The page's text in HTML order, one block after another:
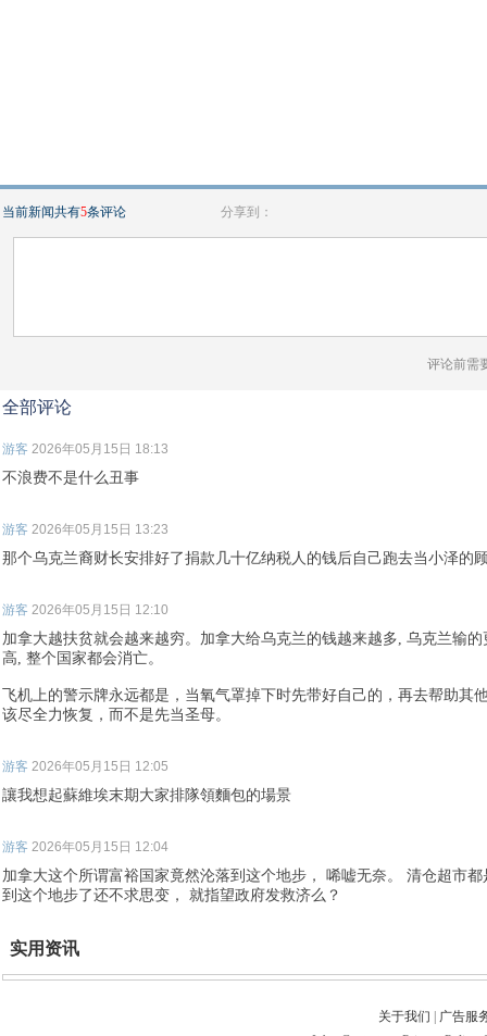
当前新闻共有5条评论 分享到：
评论前需
全部评论
游客 2026年05月15日 18:13
不浪费不是什么丑事
游客 2026年05月15日 13:23
那个乌克兰裔财长安排好了捐款几十亿纳税人的钱后自己跑去当小泽的
游客 2026年05月15日 12:10
加拿大越扶贫就会越来越穷。加拿大给乌克兰的钱越来越多, 乌克兰输
高, 整个国家都会消亡。
飞机上的警示牌永远都是，当氧气罩掉下时先带好自己的，再去帮助其
该尽全力恢复，而不是先当圣母。
游客 2026年05月15日 12:05
讓我想起蘇維埃末期大家排隊領麵包的場景
游客 2026年05月15日 12:04
加拿大这个所谓富裕国家竟然沦落到这个地步， 唏嘘无奈。 清仓超市
到这个地步了还不求思变， 就指望政府发救济么？
实用资讯
关于我们
广告服